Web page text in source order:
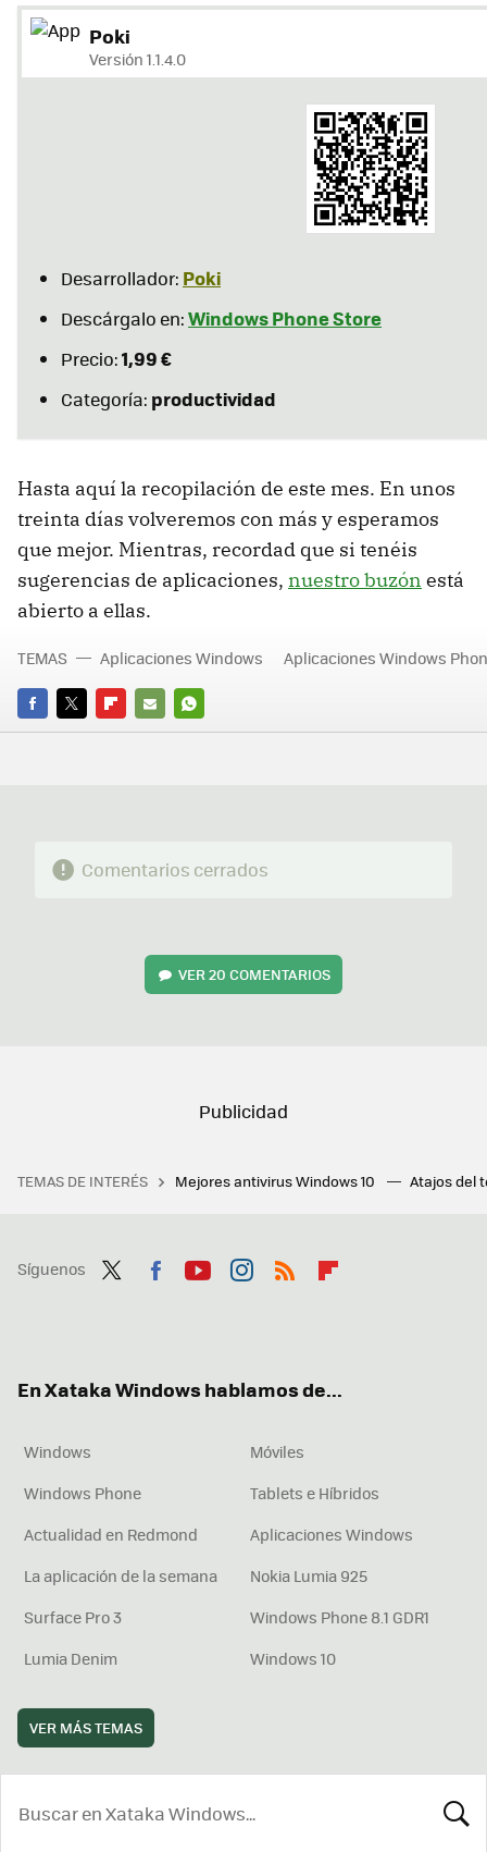
Poki
Versión 1.1.4.0
Desarrollador: Poki
Descárgalo en:Windows Phone Store
Precio:1,99 €
Categoría: productividad
Hasta aquí la recopilación de este mes. En unos
treinta días volveremos con más y esperamos
que mejor. Mientras, recordad que si tenéis
sugerencias de aplicaciones, nuestro buzón está
abierto a ellas.
FACEBOOK
TWITTERFLIPBOARD
E-
WHATSAPP
TEMAS Aplicaciones Windows Aplicaciones Windows
Comentarios cerrados
VER20 COMENTARIOS
TEMAS DE INTERÉS Mejores antivirus Windows 10 Atajos del
Síguenos
En Xataka Windows hablamos de...
Windows
Móviles
Windows Phone
Tablets e Híbridos
Actualidad en Redmond
Aplicaciones Windows
La aplicación de la semana
Nokia Lumia 925
Surface Pro 3
Windows Phone 8.1 GDR1
Lumia Denim
Windows 10
VER MÁS TEMAS